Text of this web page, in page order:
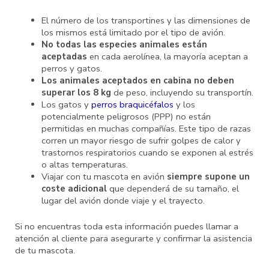
El número de los transportines y las dimensiones de
los mismos está limitado por el tipo de avión.
No todas las especies animales están
aceptadas en cada aerolínea, la mayoría aceptan a
perros y gatos.
Los animales aceptados en cabina no deben
superar los 8 kg de peso, incluyendo su transportín.
Los gatos yperros braquicéfalos y los
potencialmente peligrosos (PPP) no están
permitidas en muchas compañías. Este tipo de razas
corren un mayor riesgo de sufrir golpes de calor y
trastornos respiratorios cuando se exponen al estrés
o altas temperaturas.
Viajar con tu mascota en avión siempre supone un
coste adicional que dependerá de su tamaño, el
lugar del avión donde viaje y el trayecto.
Si no encuentras toda esta información puedes llamar a
atención al cliente para asegurarte y confirmar la asistencia
de tu mascota.